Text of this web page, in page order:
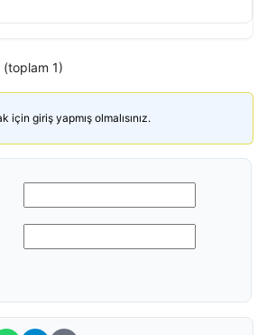
(toplam 1)
için giriş yapmış olmalısınız.